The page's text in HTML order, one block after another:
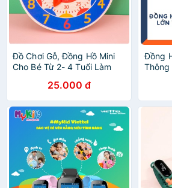
Đồ Chơi Gỗ, Đồng Hồ Mini
Cho Bé Từ 2- 4 Tuổi Làm
25.000 đ
Đồng
Thông